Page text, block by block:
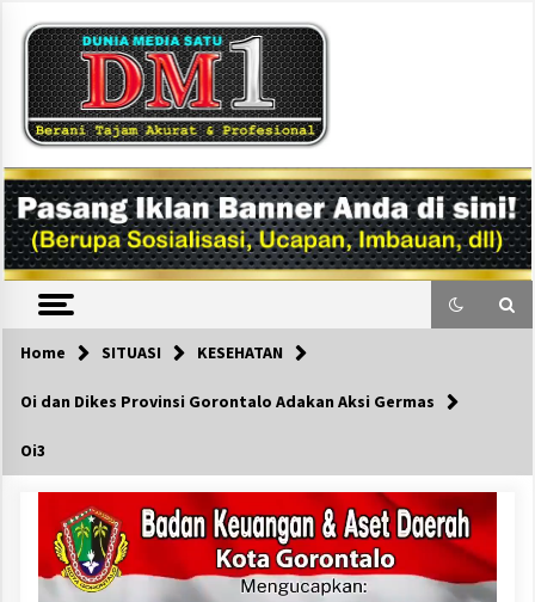
content
DM1
Home SITUASI KESEHATAN
Oi dan Dikes Provinsi Gorontalo Adakan Aksi Germas
Oi3